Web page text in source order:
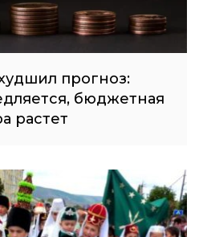
прогноз:
бюджетная
растет